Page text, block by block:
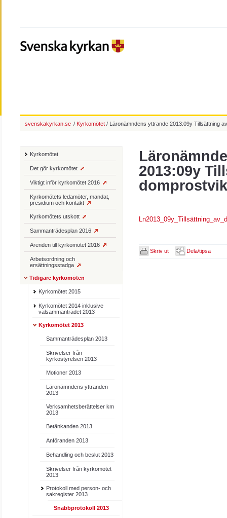
2013:09y
Skriv ut Dela/tipsa
Kyrkomötet
Det gör kyrkomötet
Viktigt inför kyrkomötet 2016
Kyrkomötets ledamöter, mandat,
presidium och kontakt
Kyrkomötets utskott
Sammanträdesplan 2016
Ärenden till kyrkomötet 2016
Arbetsordning och
ersättningsstadga
Tidigare kyrkomöten
Kyrkomötet 2015
Kyrkomötet 2014 inklusive
valsammanträdet 2013
Kyrkomötet 2013
Sammanträdesplan 2013
Skrivelser från
kyrkostyrelsen 2013
Motioner 2013
Läronämndens yttranden
2013
Verksamhetsberättelser km
2013
Betänkanden 2013
Anföranden 2013
Behandling och beslut 2013
Skrivelser från kyrkomötet
2013
Protokoll med person- och
sakregister 2013
Snabbprotokoll 2013
svenskakyrkan.se / Kyrkomötet / Läronämndens yttrande 2013:09y Tillsättning